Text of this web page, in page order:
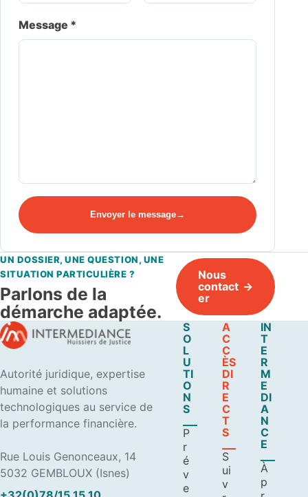
Message *
Envoyer le message
UN DOSSIER, UNE QUESTION, UNE
SITUATION PARTICULIÈRE ?
Parlons de la
démarche adaptée.
Nous
contact
er
Autorité juridique, expertise
humaine et solutions
technologiques au service de
la performance financière.
Rue Louis Genonceaux, 14
5032 GEMBLOUX (Isnes)
S
O
L
U
TI
O
N
S
P
r
é
v
e
A
C
C
ÈS
DI
R
E
C
T
S
S
ui
v
IN
T
E
R
M
E
DI
A
N
C
E
À
p